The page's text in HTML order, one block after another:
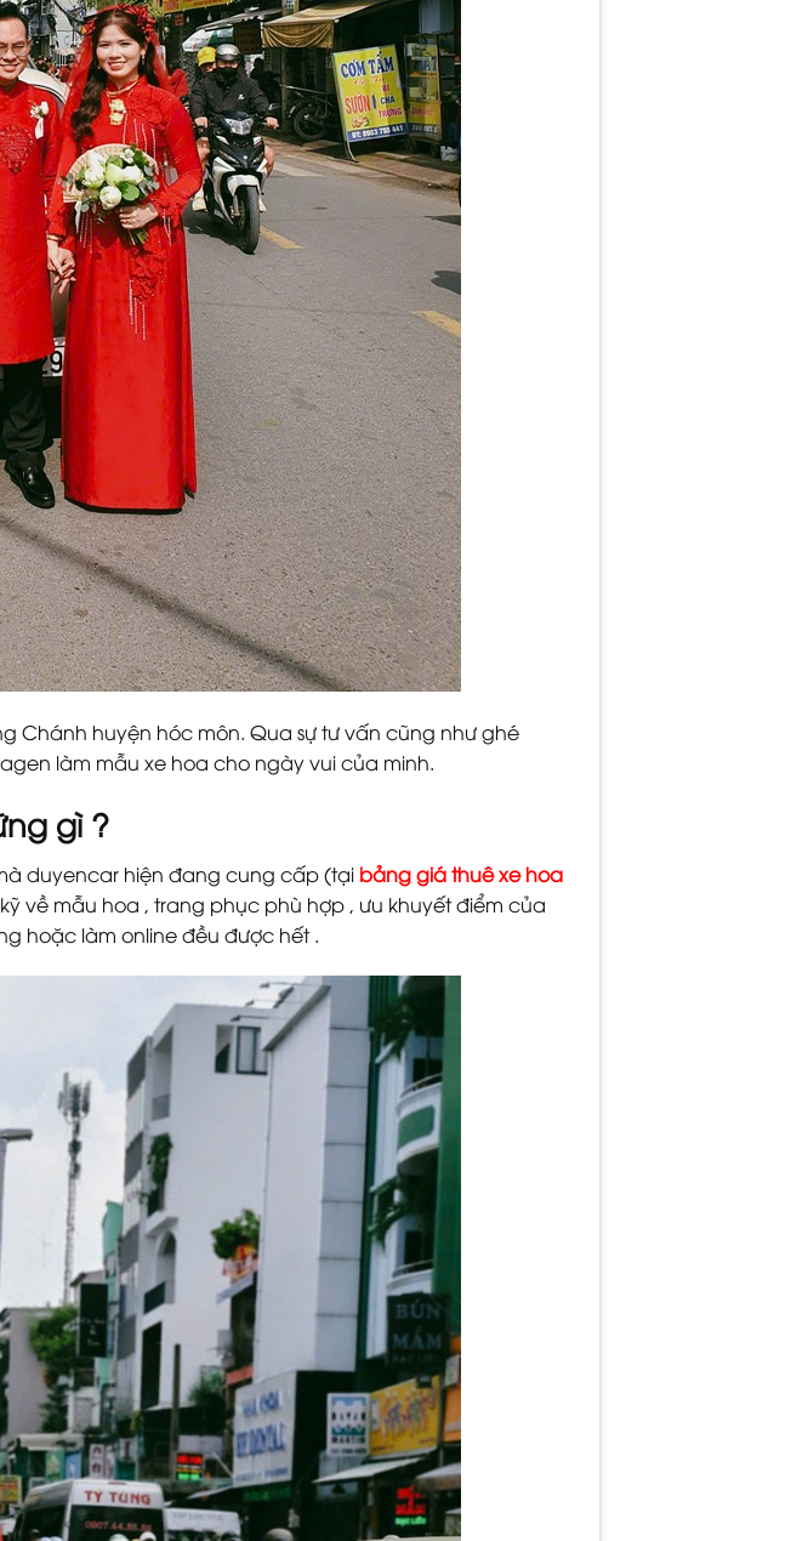
Chánh huyện hóc môn. Qua sự tư vấn cũng như ghé
làm mẫu xe hoa cho ngày vui của minh.
gì ?
duyencar hiện đang cung cấp (tại bảng giá thuê xe hoa
về mẫu hoa , trang phục phù hợp , ưu khuyết điểm của
hoặc làm online đều được hết .